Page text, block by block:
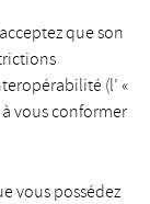
que son
(l’ «
vous conformer
vous possédez